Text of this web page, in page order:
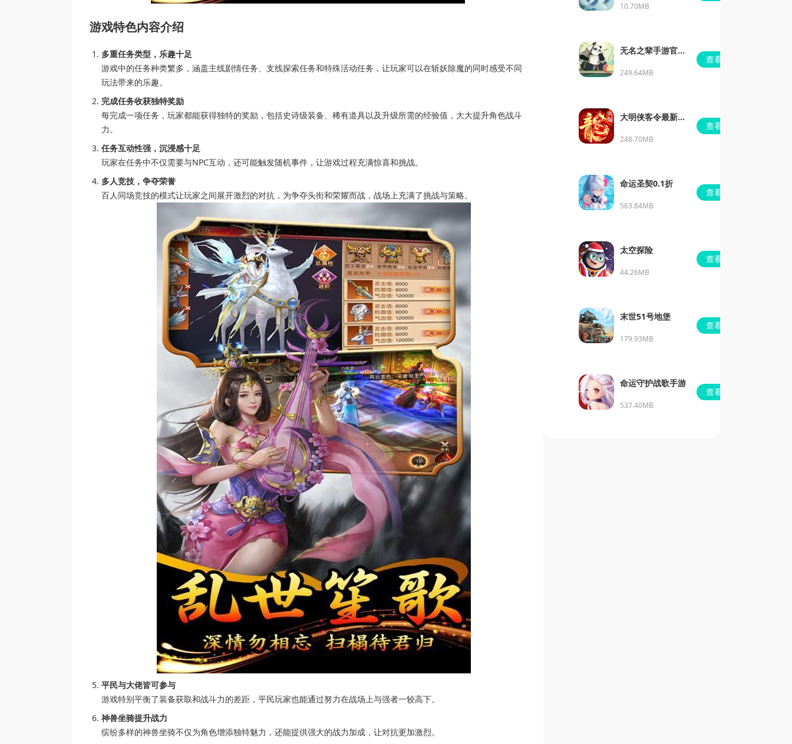
游戏特色内容介绍
多重任务类型，乐趣十足
游戏中的任务种类繁多，涵盖主线剧情任务、支线探索任务和特殊活动任务，让玩家可以在斩妖除魔的同时感受不同
玩法带来的乐趣。
完成任务收获独特奖励
每完成一项任务，玩家都能获得独特的奖励，包括史诗级装备、稀有道具以及升级所需的经验值，大大提升角色战斗
力。
任务互动性强，沉浸感十足
玩家在任务中不仅需要与NPC互动，还可能触发随机事件，让游戏过程充满惊喜和挑战。
多人竞技，争夺荣誉
百人同场竞技的模式让玩家之间展开激烈的对抗，为争夺头衔和荣耀而战，战场上充满了挑战与策略。
平民与大佬皆可参与
游戏特别平衡了装备获取和战斗力的差距，平民玩家也能通过努力在战场上与强者一较高下。
神兽坐骑提升战力
缤纷多样的神兽坐骑不仅为角色增添独特魅力，还能提供强大的战力加成，让对抗更加激烈。
10.70MB
无名之辈手游官方
版
249.64MB
查看
大明侠客令最新安
卓版
248.70MB
查看
命运圣契0.1折
563.84MB
查看
太空探险
44.26MB
查看
末世51号地堡
179.93MB
查看
命运守护战歌手游
537.40MB
查看